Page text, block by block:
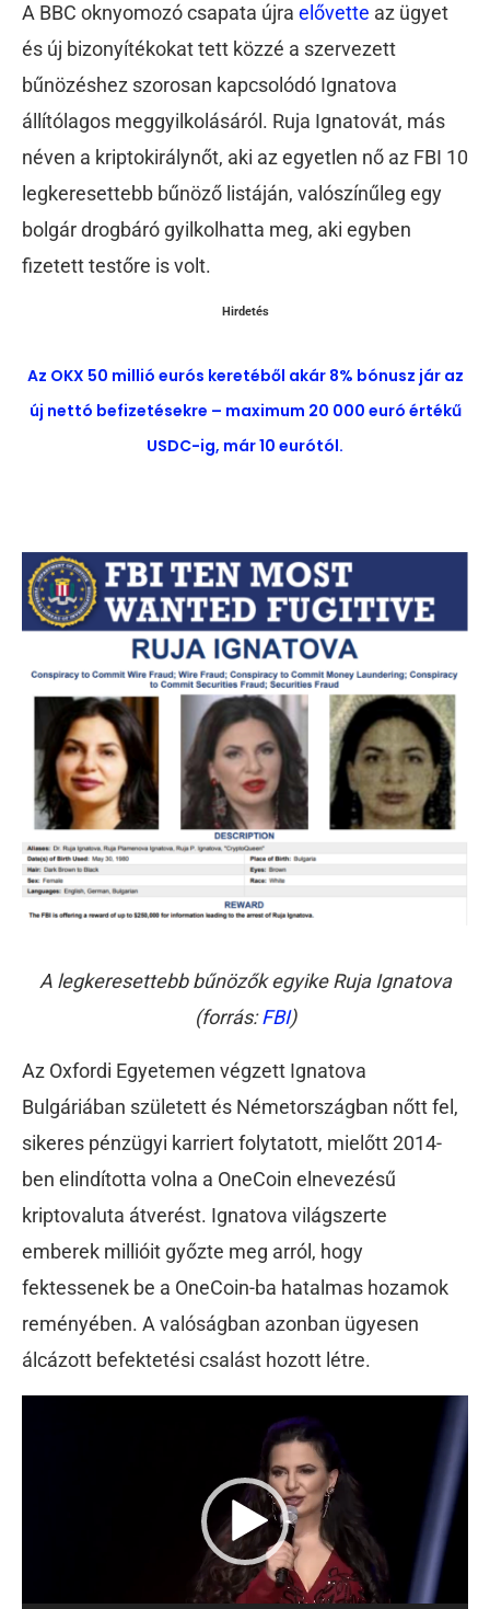
A BBC oknyomozó csapata újra elővette az ügyet
és új bizonyítékokat tett közzé a szervezett
bűnözéshez szorosan kapcsolódó Ignatova
állítólagos meggyilkolásáról. Ruja Ignatovát, más
néven a kriptokirálynőt, aki az egyetlen nő az FBI 10
legkeresettebb bűnöző listáján, valószínűleg egy
bolgár drogbáró gyilkolhatta meg, aki egyben
fizetett testőre is volt.
Hirdetés
Az OKX 50 millió eurós keretéből akár 8% bónusz jár az
új nettó befizetésekre – maximum 20 000 euró értékű
USDC-ig, már 10 eurótól.
A legkeresettebb bűnözők egyike Ruja Ignatova
(forrás:FBI)
Az Oxfordi Egyetemen végzett Ignatova
Bulgáriában született és Németországban nőtt fel,
sikeres pénzügyi karriert folytatott, mielőtt 2014-
ben elindította volna a OneCoin elnevezésű
kriptovaluta átverést. Ignatova világszerte
emberek millióit győzte meg arról, hogy
fektessenek be a OneCoin-ba hatalmas hozamok
reményében. A valóságban azonban ügyesen
álcázott befektetési csalást hozott létre.